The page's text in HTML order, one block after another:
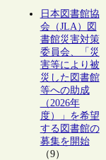
日本図書館協
会（JLA）図
書館災害対策
委員会、「災
害等により被
災した図書館
等への助成
（2026年
度）」を希望
する図書館の
募集を開始
（9）